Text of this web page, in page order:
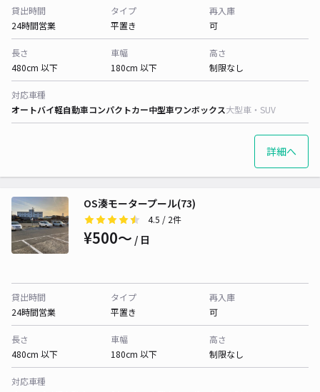
貸出時間
24時間営業
タイプ
平置き
再入庫
可
長さ
480cm 以下
車幅
180cm 以下
高さ
制限なし
対応車種
オートバイ軽自動車コンパクトカー中型車ワンボックス大型車・SUV
詳細へ
OS湊モータープール(73)
4.5 / 2件
¥500〜 / 日
貸出時間
24時間営業
タイプ
平置き
再入庫
可
長さ
480cm 以下
車幅
180cm 以下
高さ
制限なし
対応車種